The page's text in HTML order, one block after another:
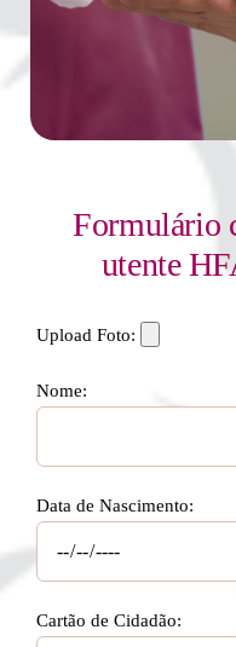
Formulário
utente
Upload Foto:
Nome:
Data de Nascimento:
Cartão de Cidadão: